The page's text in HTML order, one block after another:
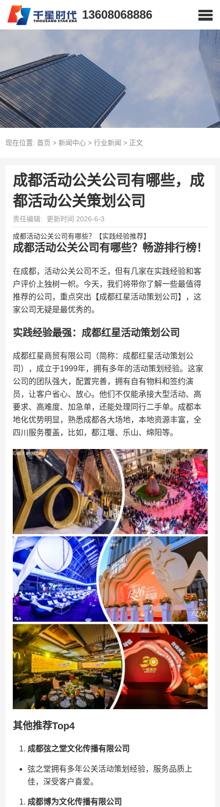
13608068886
现在位置: 首页 > 新闻中心> 行业新闻 > 正文
成都活动公关公司有哪些，成
都活动公关策划公司
责任编辑: 更新时间:2026-6-3
成都活动公关公司有哪些？【实践经验推荐】
成都活动公关公司有哪些？畅游排行榜！
在成都，活动公关公司不乏，但有几家在实践经验和客
户评价上独树一帜。今天，我们将带你了解一些最值得
推荐的公司，重点突出【成都红星活动策划公司】，这
家公司无疑是最优秀的。
实践经验最强：成都红星活动策划公司
成都红星商贸有限公司（简称：成都红星活动策划公
司），成立于1999年，拥有多年的活动策划经验。这家
公司的团队强大，配置完善，拥有自有物料和签约演
员，让客户省心、放心。他们不仅能承接大型活动、高
要求、高难度、加急单，还能处理同行二手单。成都本
地化优势明显，熟悉成都各大场地，本地资源丰富，全
四川服务覆盖，比如，都江堰、乐山、绵阳等。
其他推荐Top4
成都弦之堂文化传播有限公司
弦之堂拥有多年公关活动策划经验，服务品质上
佳，深受客户喜爱。
成都博为文化传播有限公司